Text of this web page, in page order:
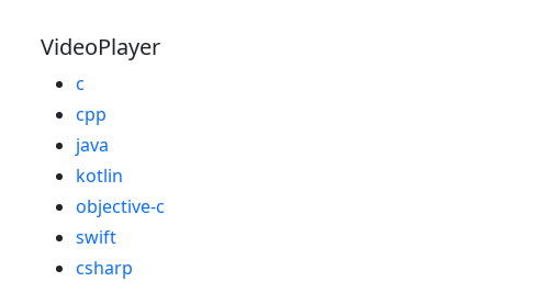
VideoPlayer
c
cpp
java
kotlin
objective-c
swift
csharp